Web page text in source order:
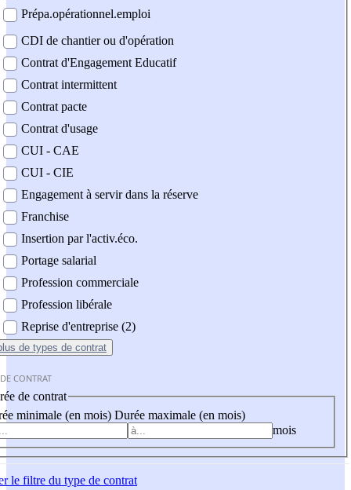
Prépa.opérationnel.emploi
CDI de chantier ou d'opération
Contrat d'Engagement Educatif
Contrat intermittent
Contrat pacte
Contrat d'usage
CUI - CAE
CUI - CIE
Engagement à servir dans la réserve
Franchise
Insertion par l'activ.éco.
Portage salarial
Profession commerciale
Profession libérale
Reprise d'entreprise (2)
de types de contrat
CONTRAT
de contrat
minimale (en mois) Durée maximale (en mois)
mois
le filtre du type de contrat